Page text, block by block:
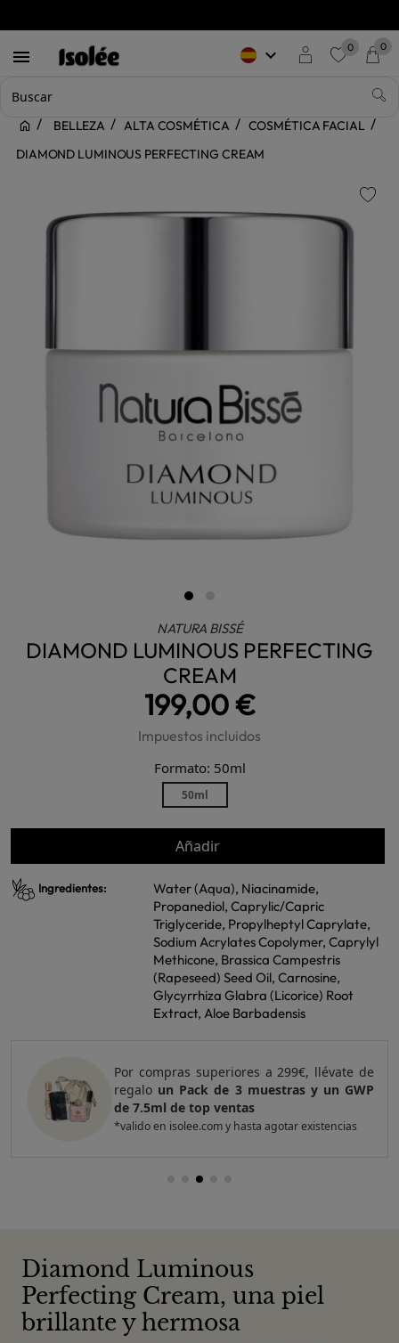
 keyboard_arrow_down 0 0
BELLEZA ALTA COSMÉTICA
COSMÉTICA FACIAL
DIAMOND LUMINOUS PERFECTING CREAM
NATURA BISSÉ
DIAMOND LUMINOUS PERFECTING
CREAM
199,00 €
Impuestos incluidos
Formato: 50ml
50ml
Añadir
Ingredientes:
Water (Aqua), Niacinamide,
Propanediol, Caprylic/Capric
Triglyceride, Propylheptyl Caprylate,
Sodium Acrylates Copolymer, Caprylyl
Methicone, Brassica Campestris
(Rapeseed) Seed Oil, Carnosine,
Glycyrrhiza Glabra (Licorice) Root
Extract, Aloe Barbadensis
Por compras superiores a 420€, llévate de
regalo un Pack de 4 muestras y 2 GWP de
top ventas
*valido en isolee.com y hasta agotar existencias
Diamond Luminous
Perfecting Cream, una piel
brillante y hermosa